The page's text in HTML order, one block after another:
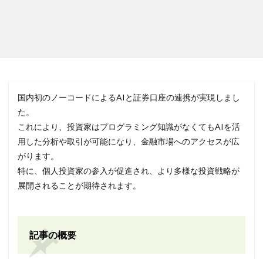
国内初のノーコードによるAIと証券口座の連携が実現しまし
た。
これにより、投資家はプログラミング知識がなくてもAIを活
用した分析や取引が可能になり、金融市場へのアクセスが広
がります。
特に、個人投資家の参入が促進され、より多様な投資戦略が
展開されることが期待されます。
記事の概要